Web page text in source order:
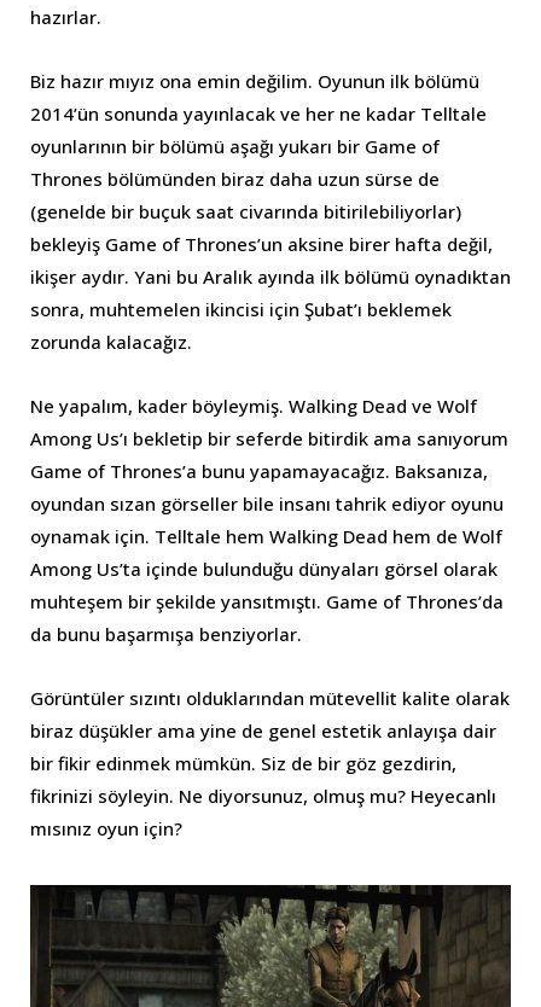
hazırlar.
Biz hazır mıyız ona emin değilim. Oyunun ilk bölümü
2014’ün sonunda yayınlacak ve her ne kadar Telltale
oyunlarının bir bölümü aşağı yukarı bir Game of
Thrones bölümünden biraz daha uzun sürse de
(genelde bir buçuk saat civarında bitirilebiliyorlar)
bekleyiş Game of Thrones’un aksine birer hafta değil,
ikişer aydır. Yani bu Aralık ayında ilk bölümü oynadıktan
sonra, muhtemelen ikincisi için Şubat’ı beklemek
zorunda kalacağız.
Ne yapalım, kader böyleymiş. Walking Dead ve Wolf
Among Us’ı bekletip bir seferde bitirdik ama sanıyorum
Game of Thrones’a bunu yapamayacağız. Baksanıza,
oyundan sızan görseller bile insanı tahrik ediyor oyunu
oynamak için. Telltale hem Walking Dead hem de Wolf
Among Us’ta içinde bulunduğu dünyaları görsel olarak
muhteşem bir şekilde yansıtmıştı. Game of Thrones’da
da bunu başarmışa benziyorlar.
Görüntüler sızıntı olduklarından mütevellit kalite olarak
biraz düşükler ama yine de genel estetik anlayışa dair
bir fikir edinmek mümkün. Siz de bir göz gezdirin,
fikrinizi söyleyin. Ne diyorsunuz, olmuş mu? Heyecanlı
mısınız oyun için?